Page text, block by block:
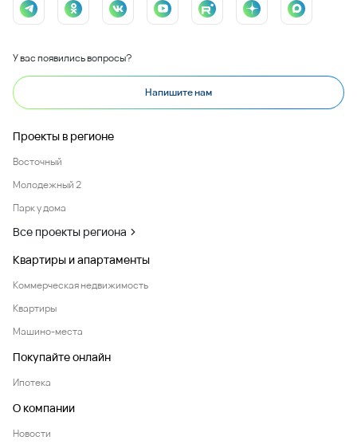
У вас появились вопросы?
Напишите нам
Проекты в регионе
Восточный
Молодежный 2
Парк у дома
Все проекты региона
Квартиры и апартаменты
Коммерческая недвижимость
Квартиры
Машино-места
Покупайте онлайн
Ипотека
О компании
Новости